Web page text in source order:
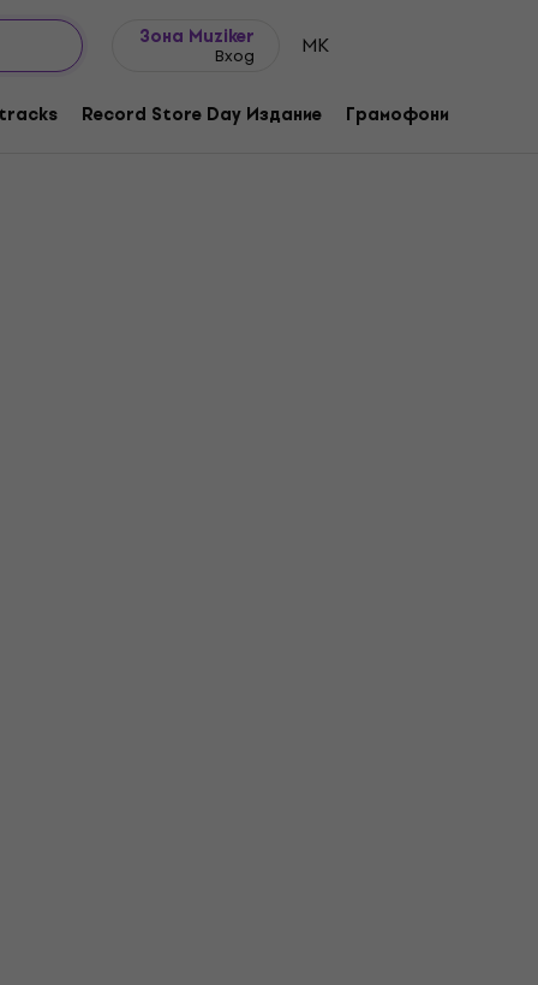
Зона Muziker
Вход MK
Record Store Day Издание Грамофони